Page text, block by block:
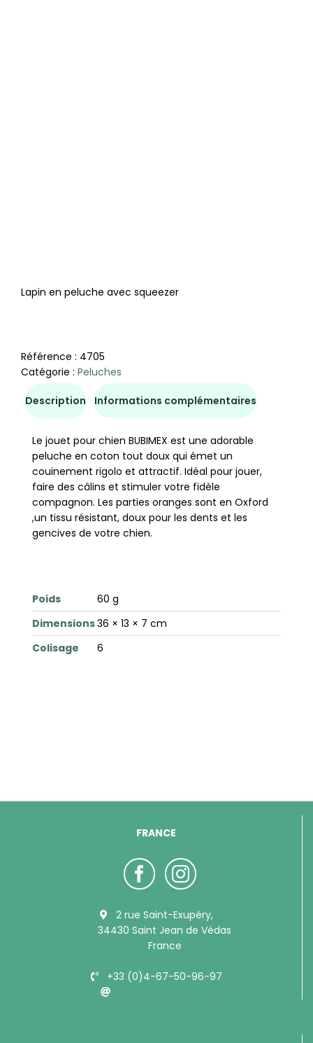
Lapin en peluche avec squeezer
Référence : 4705
Catégorie : Peluches
Description Informations complémentaires
Le jouet pour chien BUBIMEX est une adorable
peluche en coton tout doux qui émet un
couinement rigolo et attractif. Idéal pour jouer,
faire des câlins et stimuler votre fidèle
compagnon. Les parties oranges sont en Oxford
,un tissu résistant, doux pour les dents et les
gencives de votre chien.
Poids
60 g
Dimensions36 × 13 × 7 cm
Colisage
6
FRANCE
2 rue Saint-Exupéry,
34430 Saint Jean de Védas
France
+33 (0)4-67-50-96-97